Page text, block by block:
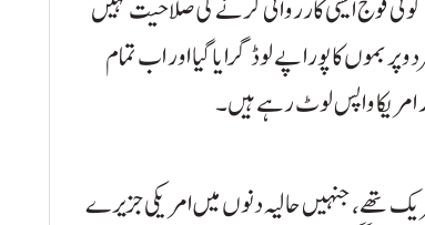
کوئی فوج ایسی کارروائی کرنے کی صلاحیت نہیں
کا پورا پے لوڈ گرایا گیا اور اب تمام
امریکا واپس لوٹ رہے ہیں۔
تھے، جنہیں حالیہ دنوں میں امریکی جزیرے